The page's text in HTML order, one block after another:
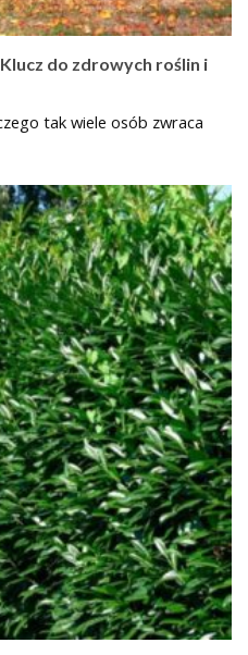
do zdrowych roślin i
tak wiele osób zwraca